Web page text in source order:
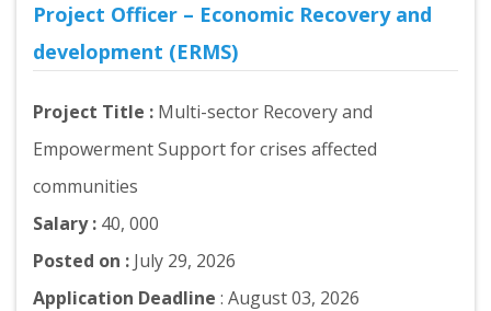
Project Officer – Economic Recovery and
development (ERMS)
Project Title : Multi-sector Recovery and
Empowerment Support for crises affected
communities
Salary : 40, 000
Posted on : July 29, 2026
Application Deadline : August 03, 2026